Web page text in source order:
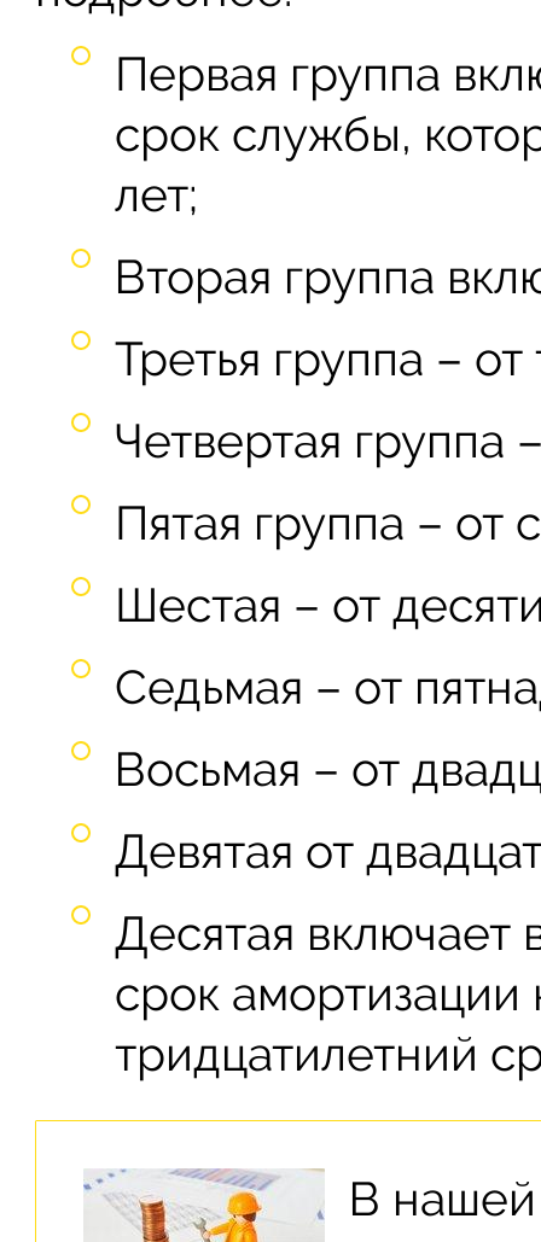
Первая группа
срок службы,
лет;
Вторая группа
Третья группа –
Четвертая группа
Пятая группа – от
Шестая – от
Седьмая – от
Восьмая – от
Девятая от
Десятая включает
срок амортизации
тридцатилетний
В нашей